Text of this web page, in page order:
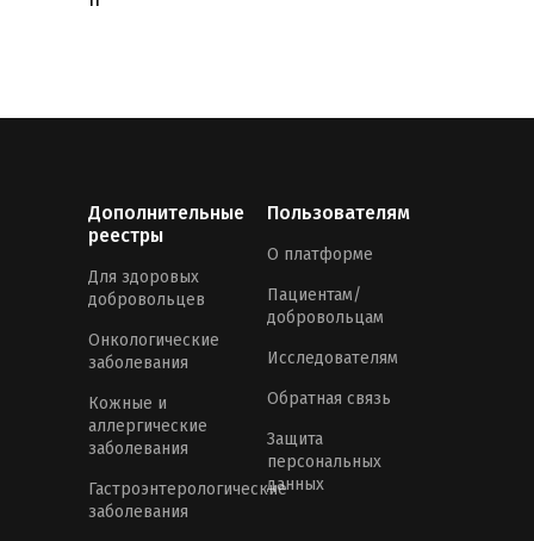
Дополнительные
реестры
Для здоровых
добровольцев
Онкологические
заболевания
Кожные и
аллергические
заболевания
Гастроэнтерологические
заболевания
Пользователям
О платформе
Пациентам/
добровольцам
Исследователям
Обратная связь
Защита
персональных
данных